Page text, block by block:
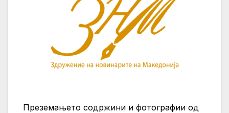
Преземањето содржини и фотографии од